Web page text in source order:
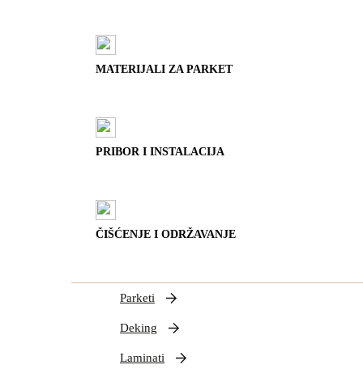
MATERIJALI ZA PARKET
PRIBOR I INSTALACIJA
ČIŠĆENJE I ODRŽAVANJE
Parketi
Deking
Laminati